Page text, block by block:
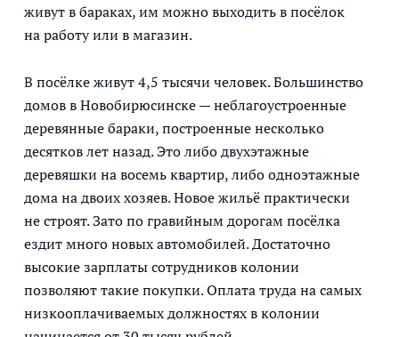
живут в бараках, им можно выходить в посёлок
на работу или в магазин.
В посёлке живут 4,5 тысячи человек. Большинство
домов в Новобирюсинске — неблагоустроенные
деревянные бараки, построенные несколько
десятков лет назад. Это либо двухэтажные
деревяшки на восемь квартир, либо одноэтажные
дома на двоих хозяев. Новое жильё практически
не строят. Зато по гравийным дорогам посёлка
ездит много новых автомобилей. Достаточно
высокие зарплаты сотрудников колонии
позволяют такие покупки. Оплата труда на самых
низкооплачиваемых должностях в колонии